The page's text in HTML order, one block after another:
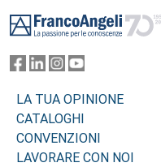
LA TUA OPINIONE
CATALOGHI
CONVENZIONI
LAVORARE CON NOI